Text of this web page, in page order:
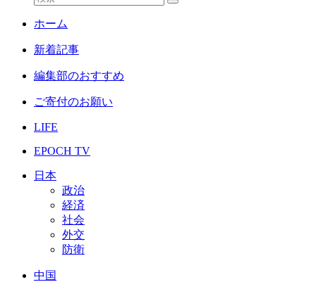
ホーム
新着記事
編集部のおすすめ
ご寄付のお願い
LIFE
EPOCH TV
日本
政治
経済
社会
外交
防衛
中国